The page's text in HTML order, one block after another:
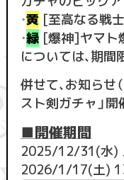
・黄 [至高なる戦
・緑 [爆神]ヤマト
については、期間
併せて、お知らせ
スト剣ガチャ」開
■開催期間
2025/12/31(水)
2026/1/17(土)